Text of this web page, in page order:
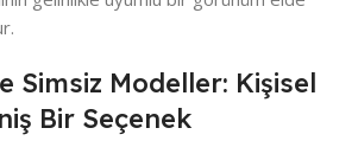
Simsiz Modeller: Kişisel
Bir Seçenek